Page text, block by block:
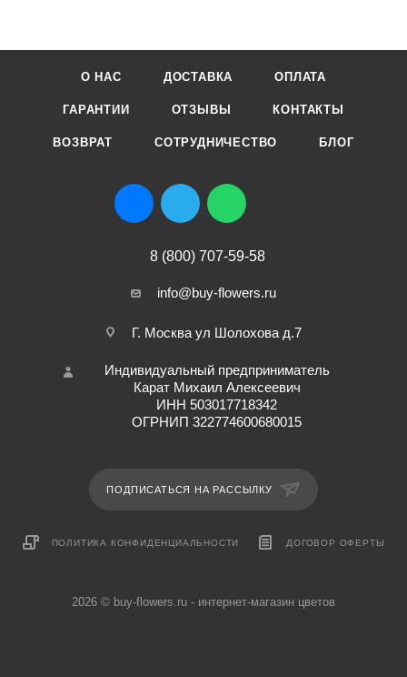
О НАС ДОСТАВКА ОПЛАТА
ГАРАНТИИ ОТЗЫВЫ КОНТАКТЫ
ВОЗВРАТ СОТРУДНИЧЕСТВО БЛОГ
8 (800) 707-59-58
info@buy-flowers.ru
Г. Москва ул Шолохова д.7
Индивидуальный предприниматель
Карат Михаил Алексеевич
ИНН 503017718342
ОГРНИП 322774600680015
ПОДПИСАТЬСЯ НА РАССЫЛКУ
ПОЛИТИКА КОНФИДЕНЦИАЛЬНОСТИ ДОГОВОР ОФЕРТЫ
2026 © buy-flowers.ru - интернет-магазин цветов